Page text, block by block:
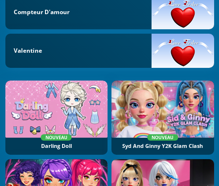
Compteur D'amour
Valentine
NOUVEAU
Darling Doll
NOUVEAU
Syd And Ginny Y2K Glam Clash